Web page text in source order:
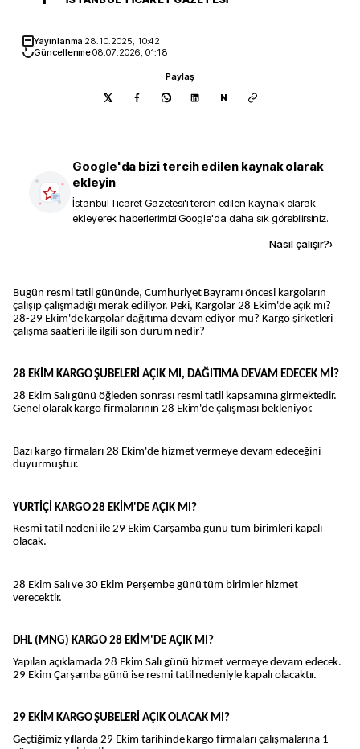
Yayınlanma 28.10.2025, 10:42
Güncellenme08.07.2026, 01:18
Paylaş
N
Google'da bizi tercih edilen kaynak olarak
ekleyin
İstanbul Ticaret Gazetesi'i tercih edilen kaynak olarak
ekleyerek haberlerimizi Google'da daha sık görebilirsiniz.
Nasıl çalışır?›
Bugün resmi tatil gününde, Cumhuriyet Bayramı öncesi kargoların
çalışıp çalışmadığı merak ediliyor. Peki, Kargolar 28 Ekim'de açık mı?
28-29 Ekim'de kargolar dağıtıma devam ediyor mu? Kargo şirketleri
çalışma saatleri ile ilgili son durum nedir?
28 EKİM KARGO ŞUBELERİ AÇIK MI, DAĞITIMA DEVAM EDECEK Mİ?
28 Ekim Salı günü öğleden sonrası resmi tatil kapsamına girmektedir.
Genel olarak kargo firmalarının 28 Ekim'de çalışması bekleniyor.
Bazı kargo firmaları 28 Ekim'de hizmet vermeye devam edeceğini
duyurmuştur.
YURTİÇİ KARGO 28 EKİM'DE AÇIK MI?
Resmi tatil nedeni ile 29 Ekim Çarşamba günü tüm birimleri kapalı
olacak.
28 Ekim Salı ve 30 Ekim Perşembe günü tüm birimler hizmet
verecektir.
DHL (MNG) KARGO 28 EKİM'DE AÇIK MI?
Yapılan açıklamada 28 Ekim Salı günü hizmet vermeye devam edecek.
29 Ekim Çarşamba günü ise resmi tatil nedeniyle kapalı olacaktır.
29 EKİM KARGO ŞUBELERİ AÇIK OLACAK MI?
Geçtiğimiz yıllarda 29 Ekim tarihinde kargo firmaları çalışmalarına 1